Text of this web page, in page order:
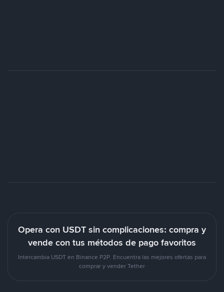
Opera con USDT sin complicaciones: compra y
vende con tus métodos de pago favoritos
Intercambia USDT en Binance P2P. Encuentra las mejores ofertas para
comprar y vender Tether